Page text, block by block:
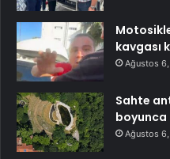
kavgası
Ağustos
Sahte
Ağustos